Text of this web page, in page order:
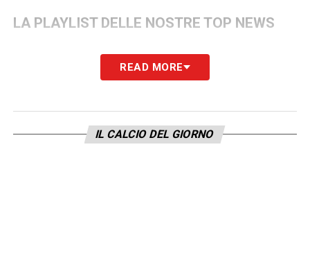
LA PLAYLIST DELLE NOSTRE TOP NEWS
READ MORE
IL CALCIO DEL GIORNO